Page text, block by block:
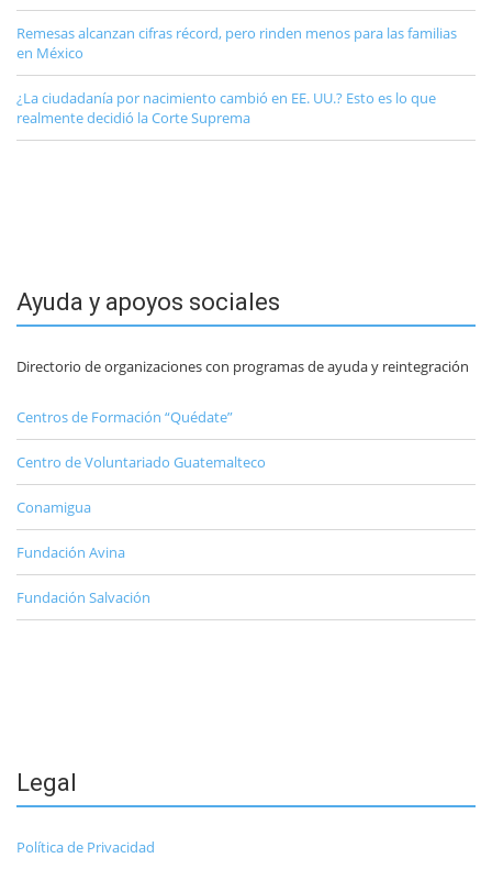
Remesas alcanzan cifras récord, pero rinden menos para las familias
en México
¿La ciudadanía por nacimiento cambió en EE. UU.? Esto es lo que
realmente decidió la Corte Suprema
Ayuda y apoyos sociales
Directorio de organizaciones con programas de ayuda y reintegración
Centros de Formación “Quédate”
Centro de Voluntariado Guatemalteco
Conamigua
Fundación Avina
Fundación Salvación
Legal
Política de Privacidad